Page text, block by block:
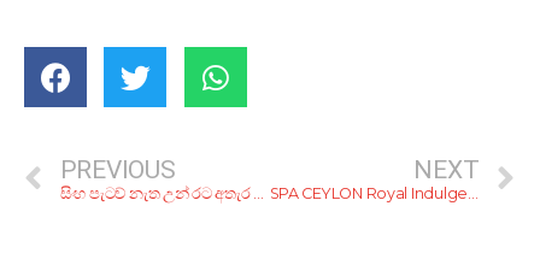
PREVIOUS
සිංහ පැටව් නැත උන් රට අතැර ගොසින්?
NEXT
SPA CEYLON Royal Indulgence